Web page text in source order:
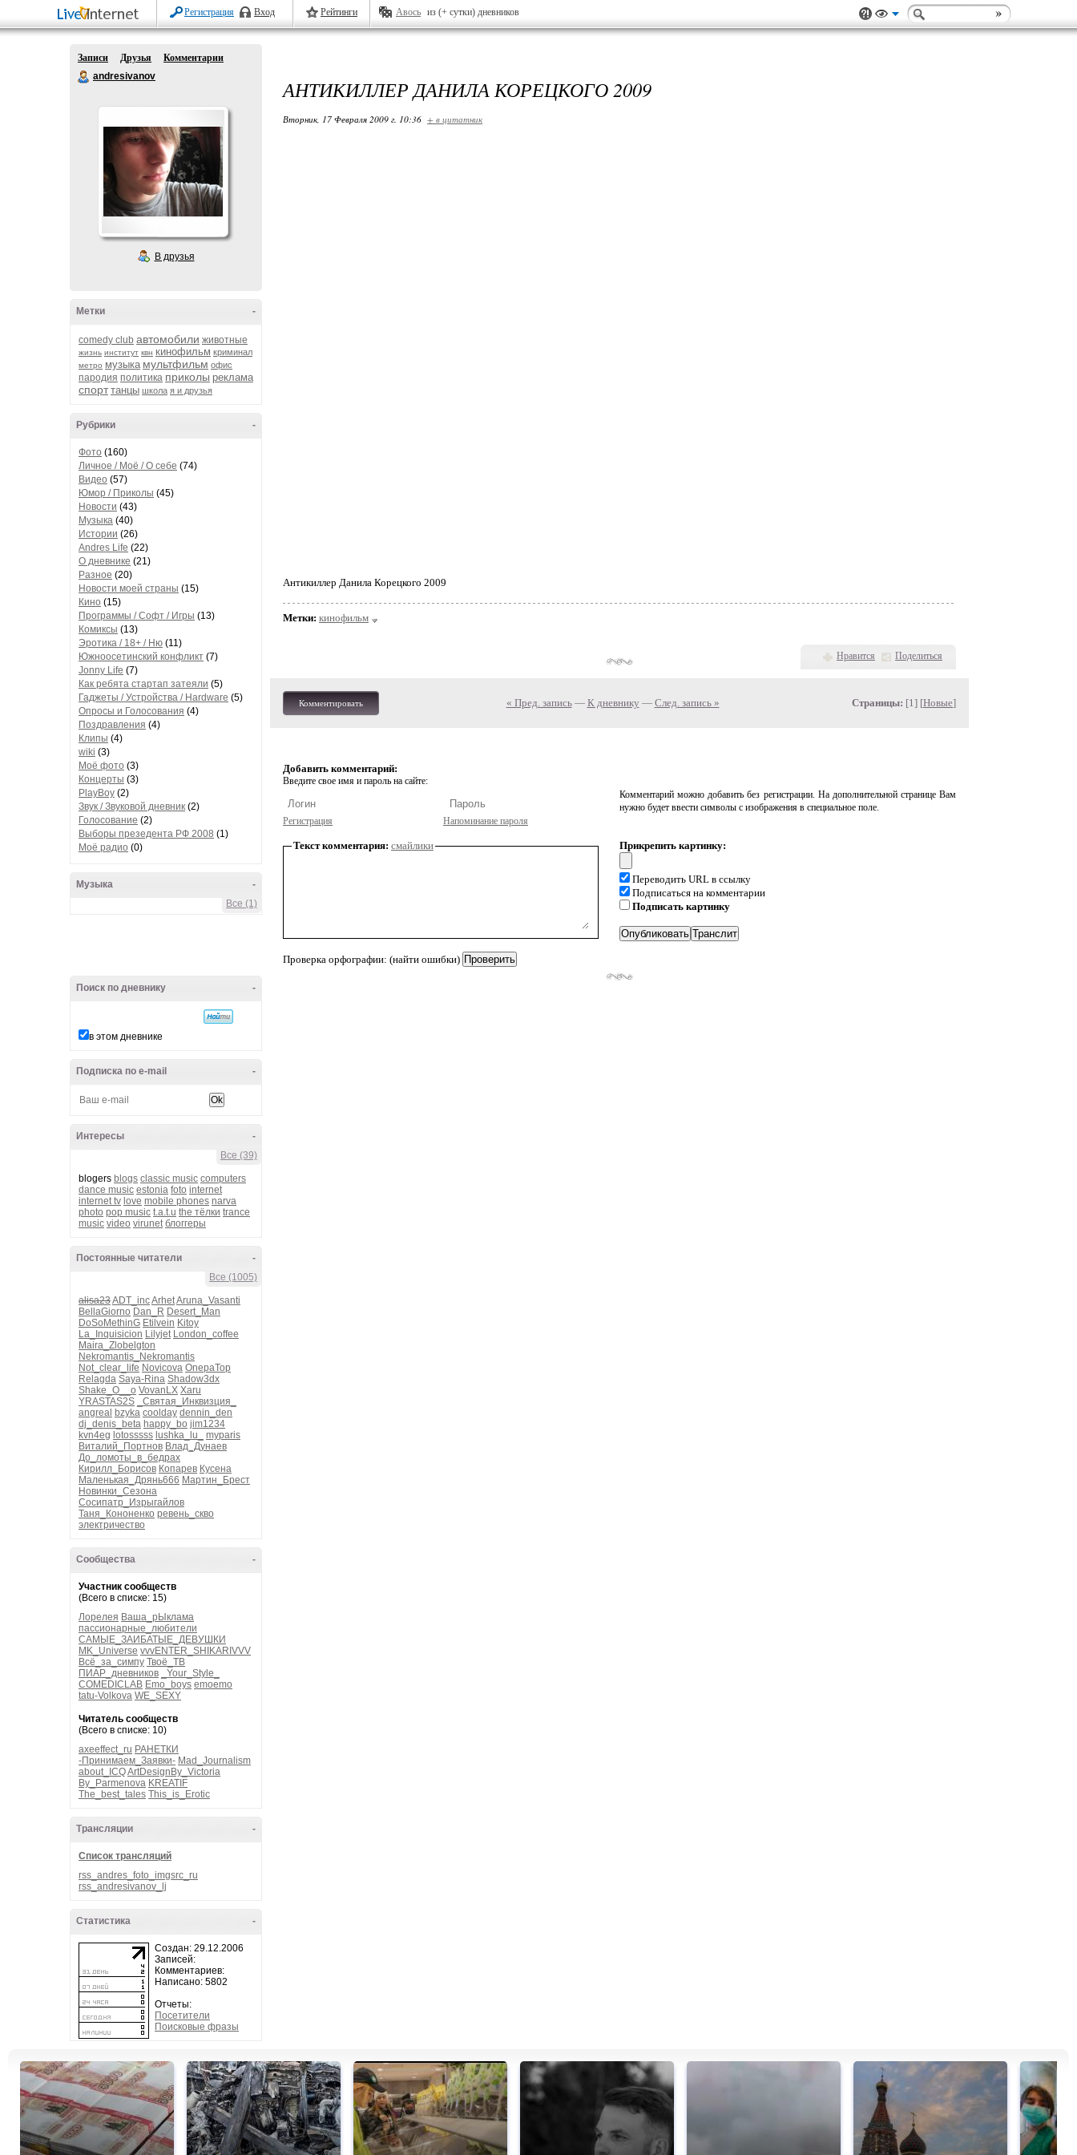
Регистрация Вход Рейтинги Авось из (+ сутки) дневников
Записи Друзья
Комментарии
andresivanov
В друзья
-
Метки
comedy club автомобили животные
жизнь институт квн кинофильм криминал
метро музыка мультфильм офис
пародия политика приколы реклама
спорт танцы школа я и друзья
-
Рубрики
Фото (160)
Личное / Моё / О себе (74)
Видео (57)
Юмор / Приколы (45)
Новости (43)
Музыка (40)
Истории (26)
Andres Life (22)
О дневнике (21)
Разное (20)
Новости моей страны (15)
Кино (15)
Программы / Софт / Игры (13)
Комиксы (13)
Эротика / 18+ / Ню (11)
Южноосетинский конфликт (7)
Jonny Life (7)
Как ребята стартап затеяли (5)
Гаджеты / Устройства / Hardware (5)
Опросы и Голосования (4)
Поздравления (4)
Клипы (4)
wiki (3)
Моё фото (3)
Концерты (3)
PlayBoy (2)
Звук / Звуковой дневник (2)
Голосование (2)
Выборы презедента РФ 2008 (1)
Моё радио (0)
-
Музыка
Все (1)
-
Поиск по дневнику
в этом дневнике
-
Подписка по e-mail
-
Интересы
Все (39)
blogers blogs classic music computers
dance music estonia foto internet
internet tv love mobile phones narva
photo pop music t.a.t.u the тёлки trance
music video virunet блоггеры
-
Постоянные читатели
Все (1005)
alisa23ADT_incArhetAruna_Vasanti
BellaGiorno Dan_R Desert_Man
DoSoMethinG Etilvein Kitoy
La_Inquisicion Lilyjet London_coffee
Maira_Zlobelgton
Nekromantis_Nekromantis
Not_clear_life Novicova OnepaTop
Relagda Saya-Rina Shadow3dx
Shake_O__o VovanLX Xaru
YRASTAS2S
_Святая_Инквизция_
angreal bzyka coolday dennin_den
dj_denis_beta happy_bo jim1234
kvn4eg lotosssss lushka_lu_
myparis
Виталий_Портнов Влад_Дунаев
До_ломоты_в_бедрах
Кирилл_Борисов Копарев Кусена
Маленькая_Дрянь666 Мартин_Брест
Новинки_Сезона
Сосипатр_Изрыгайлов
Таня_Кононенко ревень_скво
электричество
-
Сообщества
Участник сообществ
(Всего в списке: 15)
Лорелея Ваша_рЫклама
пассионарные_любители
САМЫЕ_ЗАИБАТЫЕ_ДЕВУШКИ
MK_Universe vvvENTER_SHIKARIVVV
Всё_за_симпу Твоё_ТВ
ПИАР_дневников
_Your_Style_
COMEDICLAB Emo_boys emoemo
tatu-Volkova WE_SEXY
Читатель сообществ
(Всего в списке: 10)
axeeffect_ru РАНЕТКИ
-Принимаем_Заявки- Mad_Journalism
about_ICQArtDesignBy_Victoria
By_Parmenova KREATIF
The_best_tales This_is_Erotic
-
Трансляции
Список трансляций
rss_andres_foto_imgsrc_ru
rss_andresivanov_lj
-
Статистика
Создан: 29.12.2006
Записей:
Комментариев:
Написано: 5802
Отчеты:
Посетители
Поисковые фразы
АНТИКИЛЛЕР ДАНИЛА КОРЕЦКОГО 2009
Вторник, 17 Февраля 2009 г. 10:36 + в цитатник
Антикиллер Данила Корецкого 2009
Метки: кинофильм
Нравится Поделиться
Комментировать « Пред. запись— К дневнику — След. запись » Страницы: [1] [Новые]
Добавить комментарий:
Введите свое имя и пароль на сайте:
Регистрация Напоминание пароля
Комментарий можно добавить без регистрации. На дополнительной странице Вам
нужно будет ввести символы с изображения в специальное поле.
Текст комментария: смайлики
Проверка орфографии: (найти ошибки)
Прикрепить картинку:
Переводить URL в ссылку
Подписаться на комментарии
Подписать картинку